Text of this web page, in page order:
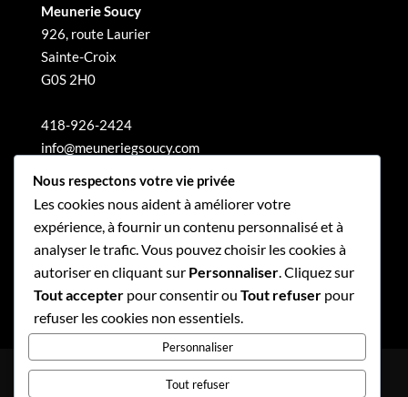
Meunerie Soucy
926, route Laurier
Sainte-Croix
G0S 2H0
418-926-2424
info@meuneriegsoucy.com
Politique de confidentialité
Nous respectons votre vie privée
Les cookies nous aident à améliorer votre
expérience, à fournir un contenu personnalisé et à
analyser le trafic. Vous pouvez choisir les cookies à
autoriser en cliquant sur Personnaliser . Cliquez sur
Tout accepter pour consentir ou Tout refuser pour
refuser les cookies non essentiels.
Personnaliser
Tout refuser